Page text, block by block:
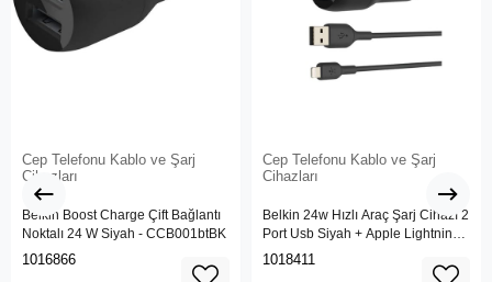
Cep Telefonu Kablo ve Şarj
Cihazları
Belkin Boost Charge Çift Bağlantı
Noktalı 24 W Siyah - CCB001btBK
1016866
Cep Telefonu Kablo ve Şarj
Cihazları
Belkin 24w Hızlı Araç Şarj Cihazı 2
Port Usb Siyah + Apple Lightning
Kablo
1018411